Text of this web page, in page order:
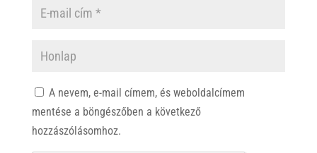
A nevem, e-mail címem, és weboldalcímem
mentése a böngészőben a következő
hozzászólásomhoz.